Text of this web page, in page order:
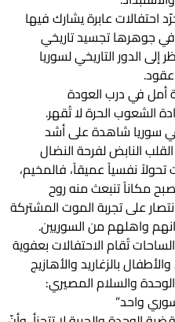
احتفالات عابرة يشارك فيها
جوهرها تجسيد تاريخي
الدور التاريخي لسوريا
أمل في درب العودة
الشعوب الحرة لا تُقهر.
سوريا شاهدة على أشد
النابض لفرحة النضال
نفسياً عميقاً، فالمخيم،
مكاناً تنبعث منه روح
على تجربة الموت المشتركة
واهلهم من السوريين.
تُقام الاحتفالات بعفوية
بالزغاريد والأهازيج
الوحدة والسلام المصيري:
واحد”